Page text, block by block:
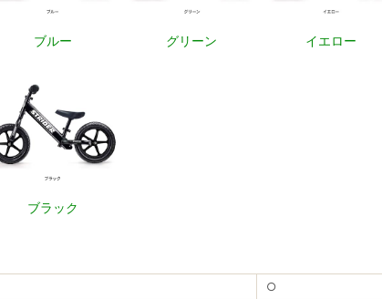
ブルー グリーン イエロー
ブラック
○